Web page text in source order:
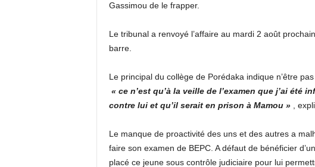
Gassimou de le frapper.
Le tribunal a renvoyé l’affaire au mardi 2 août
barre.
Le principal du collège de Porédaka indique n’être
« ce n’est qu’à la veille de l’examen que j’ai été
contre lui et qu’il serait en prison à Mamou »
,
Le manque de proactivité des uns et des autres a
faire son examen de BEPC. A défaut de bénéficier
placé ce jeune sous contrôle judiciaire pour lui